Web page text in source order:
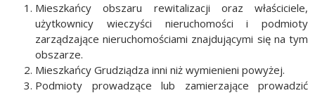
Mieszkańcy obszaru rewitalizacji oraz właściciele,
użytkownicy wieczyści nieruchomości i podmioty
zarządzające nieruchomościami znajdującymi się na tym
obszarze.
Mieszkańcy Grudziądza inni niż wymienieni powyżej.
Podmioty prowadzące lub zamierzające prowadzić